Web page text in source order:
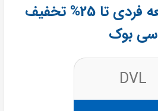
کتاب‌های توسعه فردی تا 25% تخفیف
سی بوک
DVL